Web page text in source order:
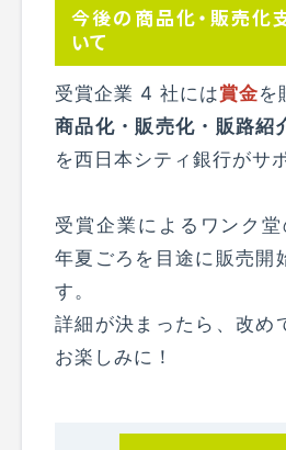
今後の商品化・販売化
いて
受賞企業 4 社には賞金を
商品化・販売化・販路紹
を西日本シティ銀行がサ
受賞企業によるワンク
年夏ごろを目途に販売開
す。
詳細が決まったら、改め
お楽しみに！